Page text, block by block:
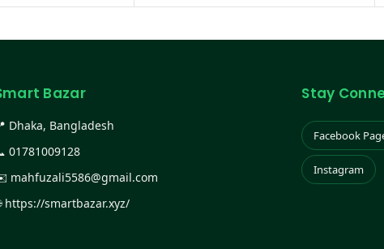
Bazar
Dhaka, Bangladesh
01781009128
mahfuzali5586@gmail.com
https://smartbazar.xyz/
Stay
Facebook
Instagram